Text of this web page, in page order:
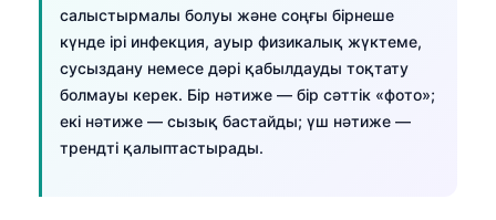
салыстырмалы болуы және соңғы бірнеше
күнде ірі инфекция, ауыр физикалық жүктеме,
сусыздану немесе дәрі қабылдауды тоқтату
болмауы керек. Бір нәтиже — бір сәттік «фото»;
екі нәтиже — сызық бастайды; үш нәтиже —
трендті қалыптастырады.